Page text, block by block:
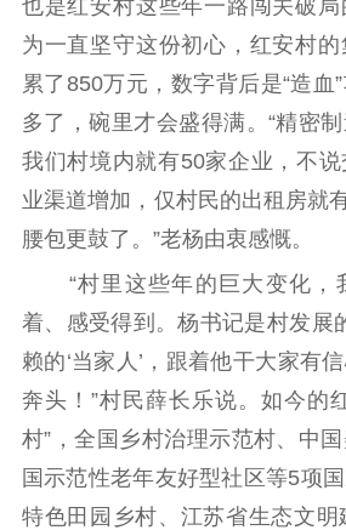
也是红安村这些年一路闯关破局
为一直坚守这份初心，红安村
累了850万元，数字背后是“造血
多了，碗里才会盛得满。“精密
我们村境内就有50家企业，不
业渠道增加，仅村民的出租房就
腰包更鼓了。”老杨由衷感慨。
“村里这些年的巨大变化，
着、感受得到。杨书记是村发展
赖的‘当家人’，跟着他干大家有
奔头！”村民薛长乐说。如今的
村”，全国乡村治理示范村、中
国示范性老年友好型社区等5项
特色田园乡村、江苏省生态文明